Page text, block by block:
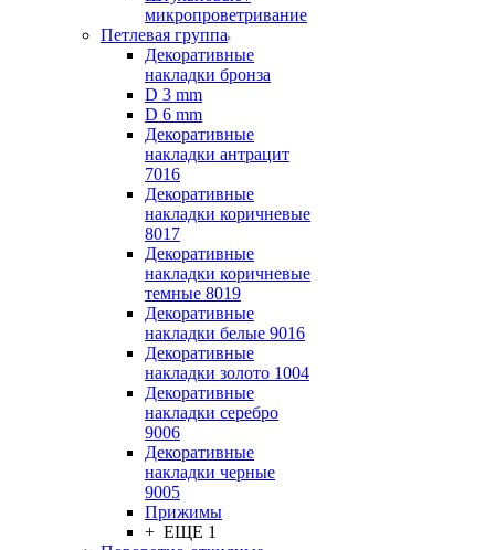
микропроветривание
Петлевая группа
Декоративные
накладки бронза
D 3 mm
D 6 mm
Декоративные
накладки антрацит
7016
Декоративные
накладки коричневые
8017
Декоративные
накладки коричневые
темные 8019
Декоративные
накладки белые 9016
Декоративные
накладки золото 1004
Декоративные
накладки серебро
9006
Декоративные
накладки черные
9005
Прижимы
+ ЕЩЕ 1